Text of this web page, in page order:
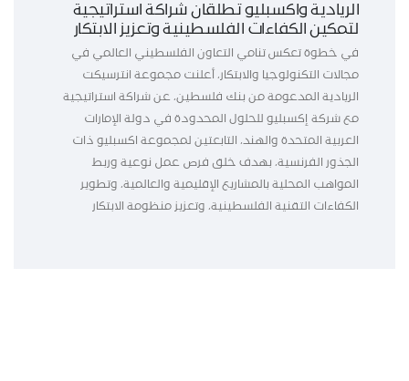
الريادية واكسبليو تطلقان شراكة استراتيجية
لتمكين الكفاءات الفلسطينية وتعزيز الابتكار
في خطوة تعكس تنامي التعاون الفلسطيني العالمي في
مجالات التكنولوجيا والابتكار، أعلنت مجموعة انترسيكت
الريادية المدعومة من بنك فلسطين، عن شراكة استراتيجية
مع شركة إكسبليو للحلول المحدودة في دولة الإمارات
العربية المتحدة والهند، التابعتين لمجموعة اكسبليو ذات
الجذور الفرنسية، بهدف خلق فرص عمل نوعية وربط
المواهب المحلية بالمشاريع الإقليمية والعالمية، وتطوير
الكفاءات التقنية الفلسطينية، وتعزيز منظومة الابتكار